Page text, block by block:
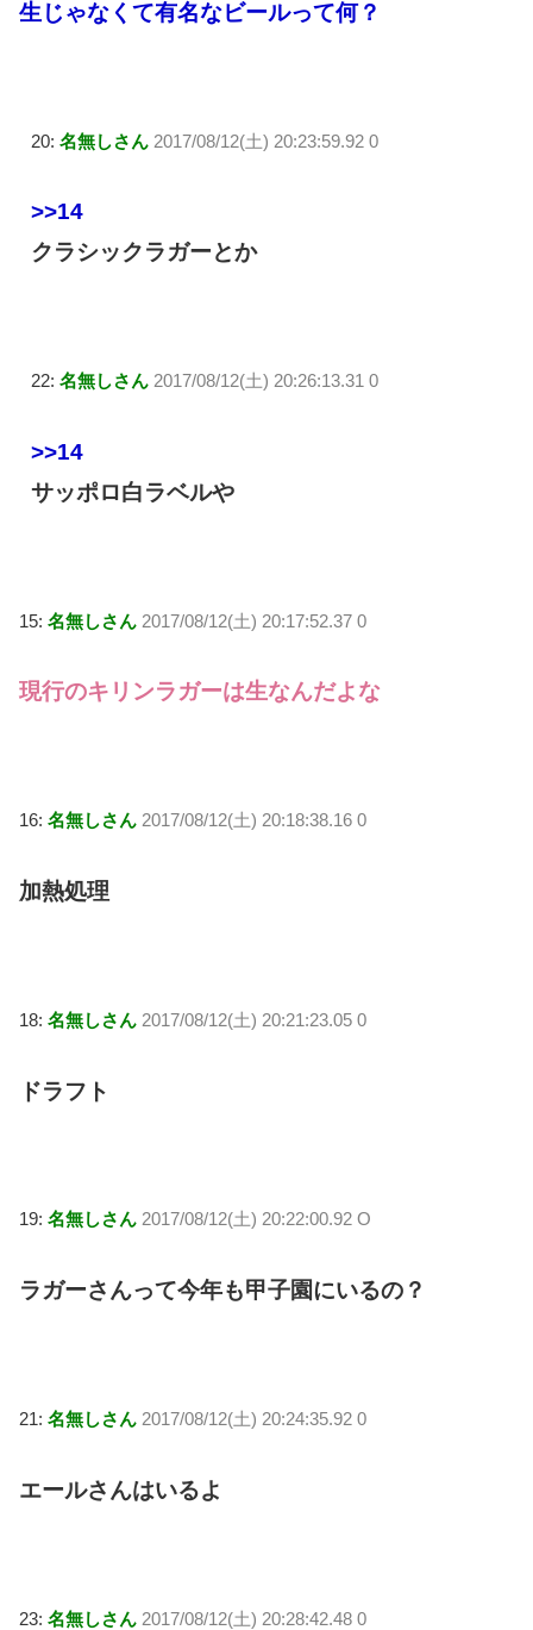
生じゃなくて有名なビールって何？
20: 名無しさん 2017/08/12(土) 20:23:59.92 0
>>14
クラシックラガーとか
22: 名無しさん 2017/08/12(土) 20:26:13.31 0
>>14
サッポロ白ラベルや
15: 名無しさん 2017/08/12(土) 20:17:52.37 0
現行のキリンラガーは生なんだよな
16: 名無しさん 2017/08/12(土) 20:18:38.16 0
加熱処理
18: 名無しさん 2017/08/12(土) 20:21:23.05 0
ドラフト
19: 名無しさん 2017/08/12(土) 20:22:00.92 O
ラガーさんって今年も甲子園にいるの？
21: 名無しさん 2017/08/12(土) 20:24:35.92 0
エールさんはいるよ
23: 名無しさん 2017/08/12(土) 20:28:42.48 0